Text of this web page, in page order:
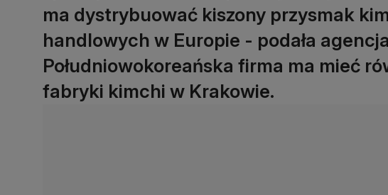
ma dystrybuować kiszony przysmak
handlowych w Europie - podała
Południowokoreańska firma ma mieć
fabryki kimchi w Krakowie.